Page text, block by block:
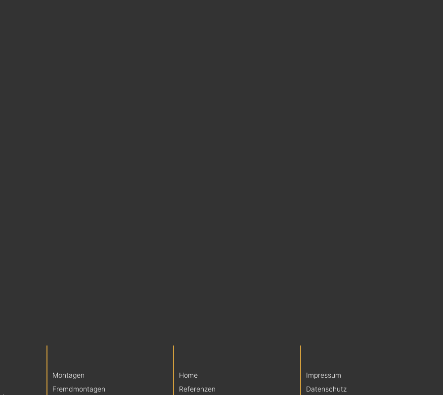
Montagen
Fremdmontagen
Home
Referenzen
Impressum
Datenschutz